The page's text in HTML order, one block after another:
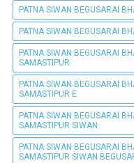
PATNA SIWAN BEGUSARAI
PATNA SIWAN BEGUSARAI
PATNA SIWAN BEGUSARAI
SAMASTIPUR
PATNA SIWAN BEGUSARAI
SAMASTIPUR E
PATNA SIWAN BEGUSARAI
SAMASTIPUR SIWAN
PATNA SIWAN BEGUSARAI
SAMASTIPUR SIWAN